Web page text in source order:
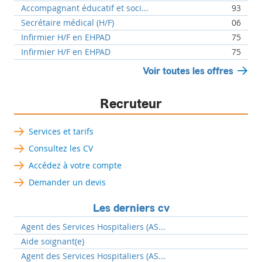
Accompagnant éducatif et soci...
93
Secrétaire médical (H/F)
06
Infirmier H/F en EHPAD
75
Infirmier H/F en EHPAD
75
Voir toutes les offres
Recruteur
Services et tarifs
Consultez les CV
Accédez à votre compte
Demander un devis
Les derniers cv
Agent des Services Hospitaliers (AS...
Aide soignant(e)
Agent des Services Hospitaliers (AS...